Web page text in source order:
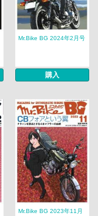
Mr.Bike BG 2024年2月号
購入
Mr.Bike BG 2023年11月